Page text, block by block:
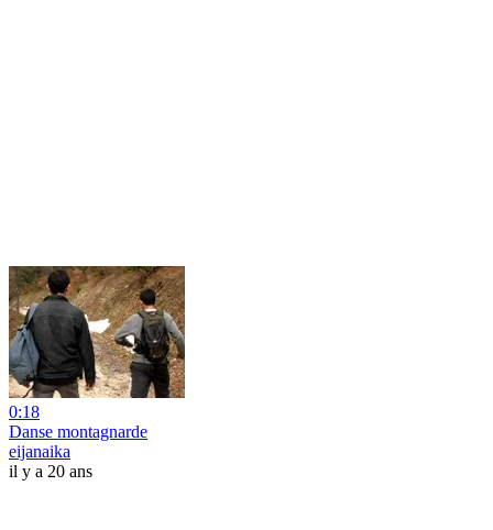
0:18
Danse montagnarde
eijanaika
il y a 20 ans